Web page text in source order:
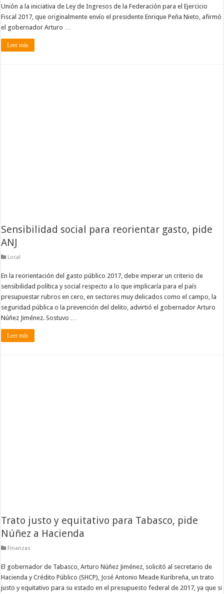
Unión a la iniciativa de Ley de Ingresos de la Federación para el Ejercicio
Fiscal 2017, que originalmente envío el presidente Enrique Peña Nieto, afirmó
el gobernador Arturo …
Leer más
Sensibilidad social para reorientar gasto, pide
ANJ
Local
En la reorientación del gasto público 2017, debe imperar un criterio de
sensibilidad política y social respecto a lo que implicaría para el país
presupuestar rubros en cero, en sectores muy delicados como el campo, la
seguridad pública o la prevención del delito, advirtió el gobernador Arturo
Núñez Jiménez. Sostuvo …
Leer más
Trato justo y equitativo para Tabasco, pide
Núñez a Hacienda
Finanzas
El gobernador de Tabasco, Arturo Núñez Jiménez, solicitó al secretario de
Hacienda y Crédito Público (SHCP), José Antonio Meade Kuribreña, un trato
justo y equitativo para su estado en el presupuesto federal de 2017, ya que si